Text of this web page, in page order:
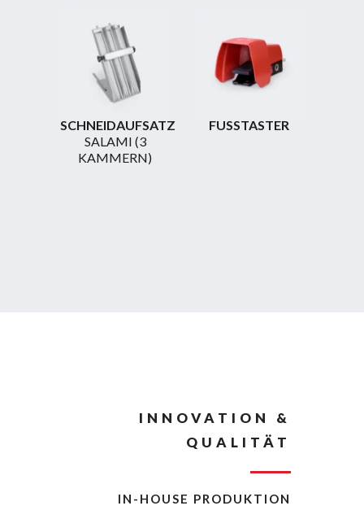
SCHNEIDAUFSATZ
SALAMI (3
KAMMERN)
FUSSTASTER
INNOVATION &
QUALITÄT
IN-HOUSE PRODUKTION